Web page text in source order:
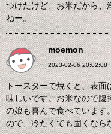
つけたけど、お米だから、
ねー。
moemon
2023-02-06 20:02:08
トースターで焼くと、表面
味しいです。お米なので腹
の娘も喜んで食べています
ので、冷たくても固くなら